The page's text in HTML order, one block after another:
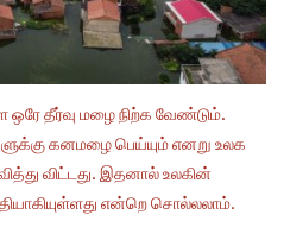
தீர்வு மழை நிற்க வேண்டும்.
கனமழை பெய்யும் எனறு உலக
விட்டது. இதனால் உலகின்
என்றெ சொல்லலாம்.